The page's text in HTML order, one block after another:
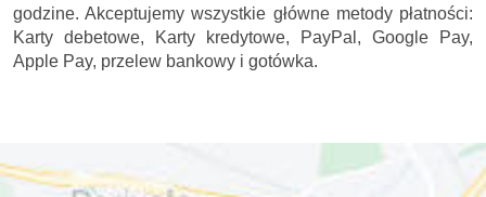
godzine. Akceptujemy wszystkie główne metody płatności:
Karty debetowe, Karty kredytowe, PayPal, Google Pay,
Apple Pay, przelew bankowy i gotówka.